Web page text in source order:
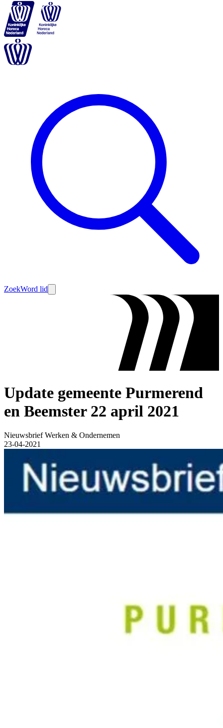
ZoekWord lid
Update gemeente Purmerend
en Beemster 22 april 2021
Nieuwsbrief Werken & Ondernemen
23-04-2021